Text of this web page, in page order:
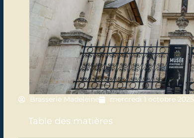
Brasserie Madeleine mercredi 1 octobre 2025
Table des matières